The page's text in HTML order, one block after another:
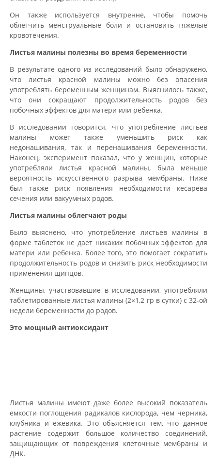
Он также используется внутренне, чтобы помочь
облегчить менструальные боли и остановить тяжелые
кровотечения.
Листья малины полезны во время беременности
В результате одного из исследований было обнаружено,
что листья красной малины можно без опасения
употреблять беременным женщинам. Выяснилось также,
что они сокращают продолжительность родов без
побочных эффектов для матери или ребенка.
В исследовании говорится, что употребление листьев
малины может также уменьшить риск как
недонашивания, так и перенашивания беременности.
Наконец, эксперимент показал, что у женщин, которые
употребляли листья красной малины, была меньше
вероятность искусственного разрыва мембраны. Ниже
был также риск появления необходимости кесарева
сечения или вакуумных родов.
Листья малины облегчают роды
Было выяснено, что употребление листьев малины в
форме таблеток не дает никаких побочных эффектов для
матери или ребенка. Более того, это помогает сократить
продолжительность родов и снизить риск необходимости
применения щипцов.
Женщины, участвовавшие в исследовании, употребляли
таблетированные листья малины (2×1,2 гр в сутки) с 32-ой
недели беременности до родов.
Это мощный антиоксидант
Листья малины имеют даже более высокий показатель
емкости поглощения радикалов кислорода, чем черника,
клубника и ежевика. Это объясняется тем, что данное
растение содержит большое количество соединений,
защищающих от повреждения клеточные мембраны и
ДНК.